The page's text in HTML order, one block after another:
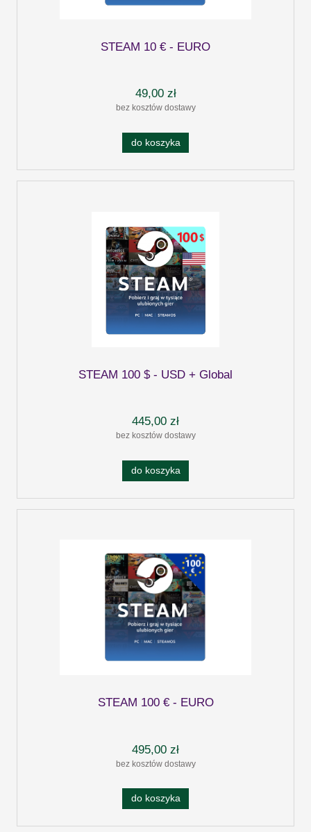
STEAM 10 € - EURO
49,00 zł
bez kosztów dostawy
do koszyka
STEAM 100 $ - USD + Global
445,00 zł
bez kosztów dostawy
do koszyka
STEAM 100 € - EURO
495,00 zł
bez kosztów dostawy
do koszyka